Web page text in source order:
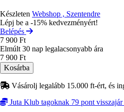
Készleten Webshop , Szentendre
Lépj be a -15% kedvezményért!
Belépés
7 900 Ft
Elmúlt 30 nap legalacsonyabb ára
7 900 Ft
Vásárolj legalább 15.000 ft-ért, és
Juta Klub tagoknak 79 pont visszajár